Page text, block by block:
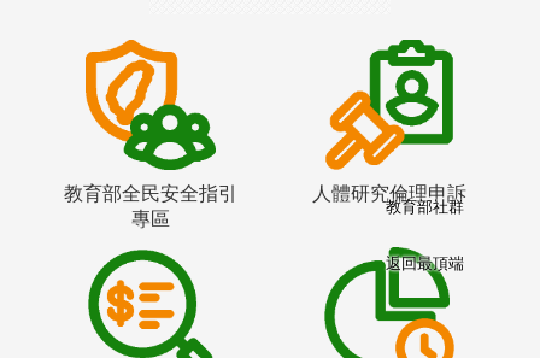
教育部全民安全指引
專區
人體研究倫理申訴
教育部社群
返回最頂端